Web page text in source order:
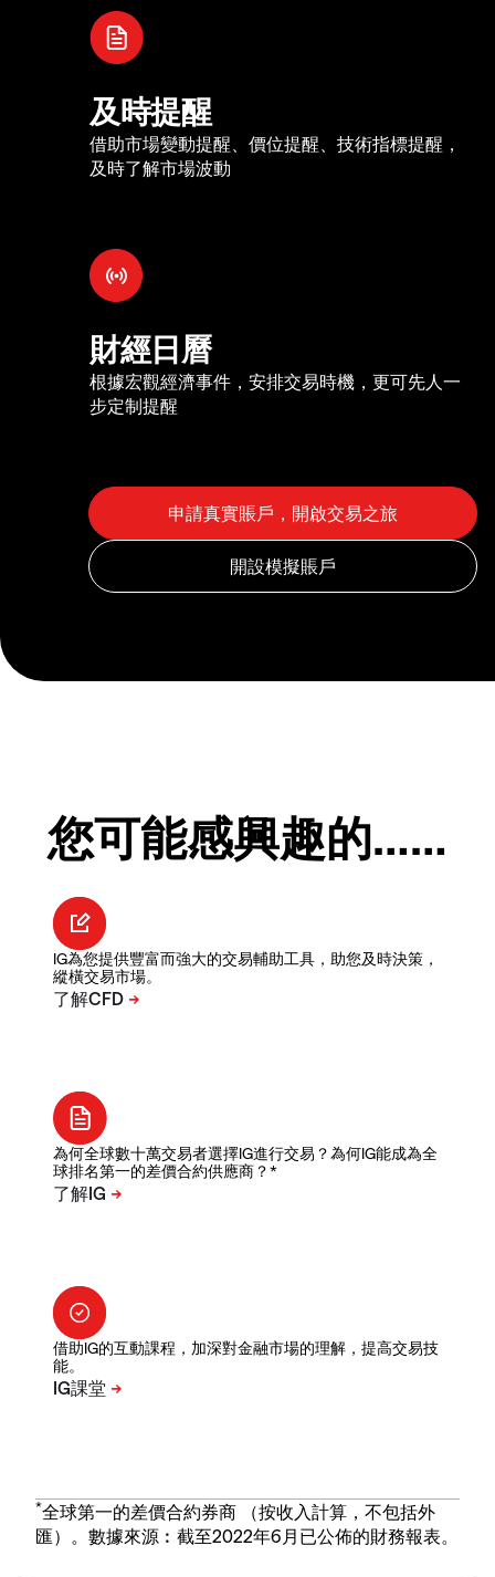
及時提醒
借助市場變動提醒、價位提醒、技術指標提醒，
及時了解市場波動
財經日曆
根據宏觀經濟事件，安排交易時機，更可先人一
步定制提醒
您可能感興趣的……
IG為您提供豐富而強大的交易輔助工具，助您及時決策，
縱橫交易市場。
為何全球數十萬交易者選擇IG進行交易？為何IG能成為全
球排名第一的差價合約供應商？*
借助IG的互動課程，加深對金融市場的理解，提高交易技
能。
*全球第一的差價合約券商 （按收入計算，不包括外
匯）。數據來源︰截至2022年6月已公佈的財務報表。